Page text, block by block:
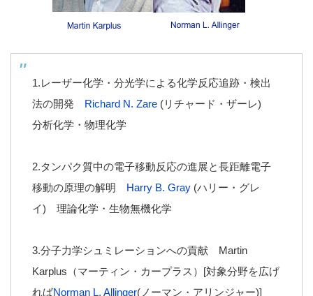
1.レーザー化学・分光学による化学反応追跡・検出
法の開発 Richard N. Zare (リチャード・ザーレ)
分析化学・物理化学
2.タンパク質中の電子移動反応の進展と長距離電子
移動の原理の解明 Harry B. Gray (ハリー・グレ
イ) 理論化学・生物無機化学
3.分子力学シュミレーションへの貢献 Martin
Karplus（マーティン・カープラス）[対象分野を広げ
ればNorman L. Allinger(ノーマン・アリンジャー)]